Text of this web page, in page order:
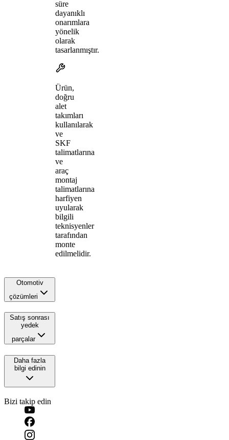
süre
dayanıklı
onarımlara
yönelik
olarak
tasarlanmıştır.
Ürün,
doğru
alet
takımları
kullanılarak
ve
SKF
talimatlarına
ve
araç
montaj
talimatlarına
harfiyen
uyularak
bilgili
teknisyenler
tarafından
monte
edilmelidir.
Otomotiv
çözümleri
Satış sonrası
yedek
parçalar
Daha fazla
bilgi edinin
Bizi takip edin